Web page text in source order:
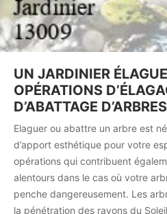
UN JARDINIER
OPÉRATIONS
D’ABATTAGE D’ARBRES
Elaguer ou abattre un arbre est
d’apport esthétique pour votre
opérations qui contribuent
alentours dans le cas où votre
penche dangereusement. Les
la pénétration des rayons du